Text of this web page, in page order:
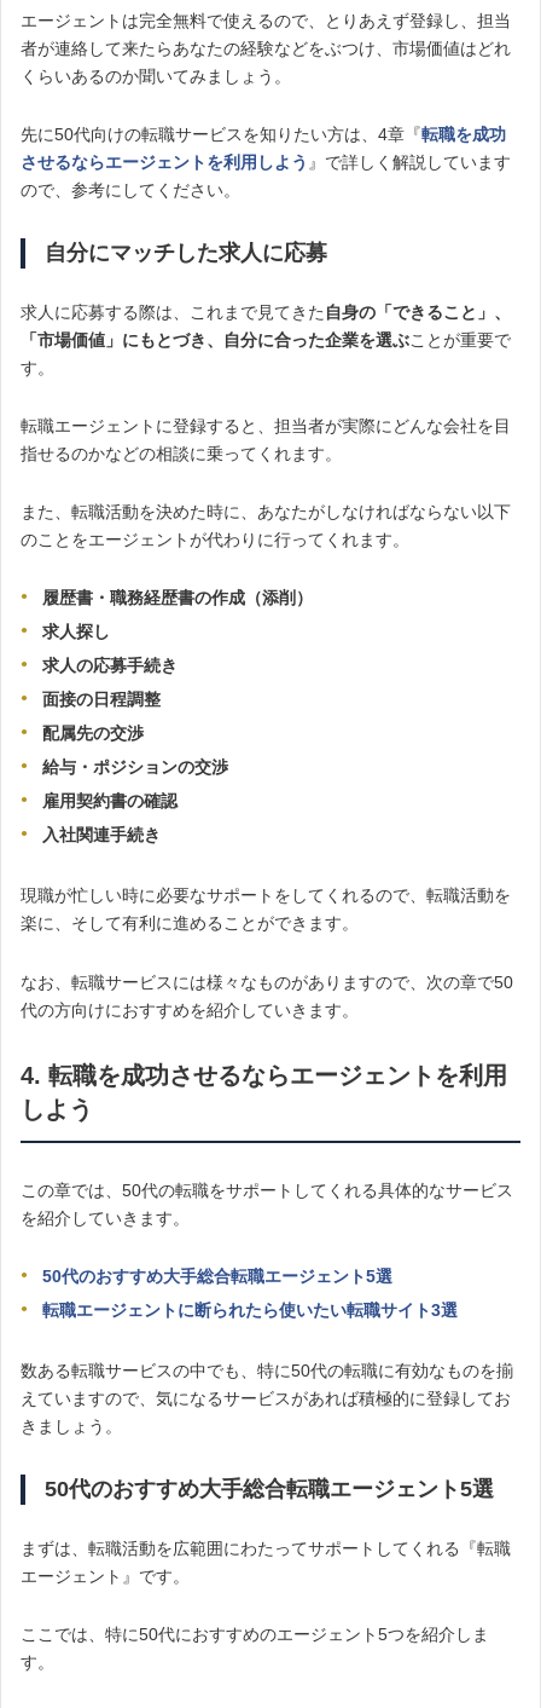
エージェントは完全無料で使えるので、とりあえず登録し、担当
者が連絡して来たらあなたの経験などをぶつけ、市場価値はどれ
くらいあるのか聞いてみましょう。
先に50代向けの転職サービスを知りたい方は、4章『転職を成功
させるならエージェントを利用しよう 』で詳しく解説しています
ので、参考にしてください。
自分にマッチした求人に応募
求人に応募する際は、これまで見てきた 自身の「できること」、
「市場価値」にもとづき、自分に合った企業を選ぶことが重要で
す。
転職エージェントに登録すると、担当者が実際にどんな会社を目
指せるのかなどの相談に乗ってくれます。
また、転職活動を決めた時に、あなたがしなければならない以下
のことをエージェントが代わりに行ってくれます。
履歴書・職務経歴書の作成（添削）
求人探し
求人の応募手続き
面接の日程調整
配属先の交渉
給与・ポジションの交渉
雇用契約書の確認
入社関連手続き
現職が忙しい時に必要なサポートをしてくれるので、転職活動を
楽に、そして有利に進めることができます。
なお、転職サービスには様々なものがありますので、次の章で50
代の方向けにおすすめを紹介していきます。
4. 転職を成功させるならエージェントを利用
しよう
この章では、50代の転職をサポートしてくれる具体的なサービス
を紹介していきます。
50代のおすすめ大手総合転職エージェント5選
転職エージェントに断られたら使いたい転職サイト3選
数ある転職サービスの中でも、特に50代の転職に有効なものを揃
えていますので、気になるサービスがあれば積極的に登録してお
きましょう。
50代のおすすめ大手総合転職エージェント5選
まずは、転職活動を広範囲にわたってサポートしてくれる『転職
エージェント』です。
ここでは、特に50代におすすめのエージェント5つを紹介しま
す。